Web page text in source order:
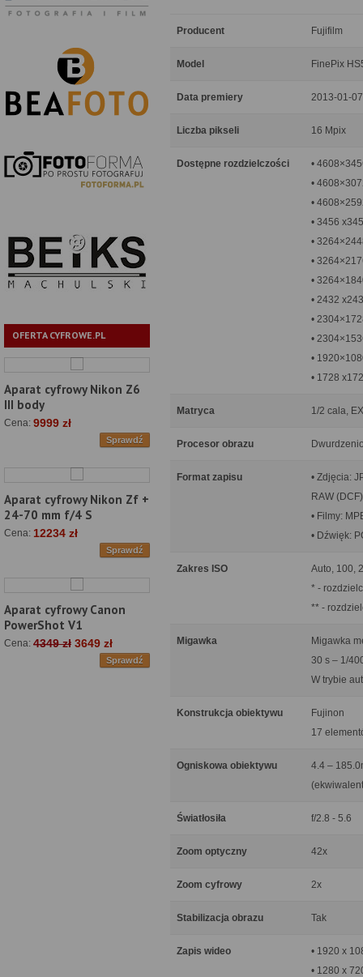
OFERTA CYFROWE.PL
Aparat cyfrowy Nikon Z6
III body
Cena: 9999 zł
Sprawdź
Aparat cyfrowy Nikon Zf +
24-70 mm f/4 S
Cena: 12234 zł
Sprawdź
Aparat cyfrowy Canon
PowerShot V1
Cena: 4349 zł 3649 zł
Sprawdź
Producent Fujifilm
Model FinePix
Data premiery 2013-01-07
Liczba pikseli 16 Mpix
Dostępne rozdzielczości
•
•
•
• 3456
•
•
•
• 2432
•
•
•
• 1728
Matryca 1/2 cala,
Procesor obrazu
Format zapisu
• Zdjęcia:
RAW
• Filmy:
• Dźwięk:
Zakres ISO
Auto, 100,
* -
** -
Migawka
Migawka
30 s – 1/
W trybie
Konstrukcja obiektywu
Fujinon
17
Ogniskowa obiektywu
4.4 –
Światłosiła f/2.8 - 5.6
Zoom optyczny 42x
Zoom cyfrowy 2x
Stabilizacja obrazu Tak
Zapis wideo
• 1920 x
• 1280 x